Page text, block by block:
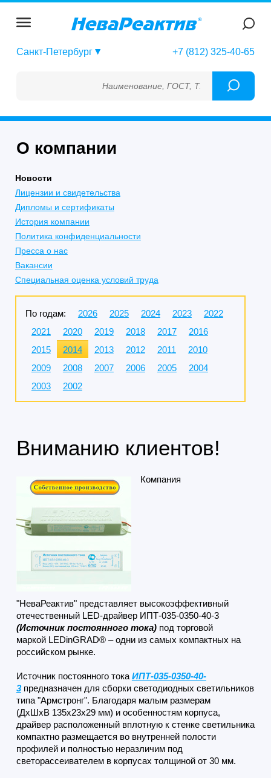
Санкт-Петербург +7 (812) 325-40-65
Наименование, ГОСТ, ТУ, ГСО, МСО,
О компании
Новости
Лицензии и свидетельства
Дипломы и сертификаты
История компании
Политика конфиденциальности
Пресса о нас
Вакансии
Специальная оценка условий труда
По годам: 2026 2025 2024 2023
2022
2021
2020 2019 2018 2017
2016
2015
2014 2013 2012 2011
2010
2009
2008 2007 2006 2005
2004
2003
2002
Вниманию клиентов!
Компания
"НеваРеактив" представляет высокоэффективный
отечественный LED-драйвер ИПТ-035-0350-40-3
(Источник постоянного тока)под торговой
маркой LEDinGRAD® – одни из самых компактных на
российском рынке.
Источник постоянного тока ИПТ-035-0350-40-
3предназначен для сборки светодиодных светильников
типа "Армстронг". Благодаря малым размерам
(ДхШхВ 135х23х29 мм) и особенностям корпуса,
драйвер расположенный вплотную к стенке светильника
компактно размещается во внутренней полости
профилей и полностью неразличим под
светорассеивателем в корпусах толщиной от 30 мм.